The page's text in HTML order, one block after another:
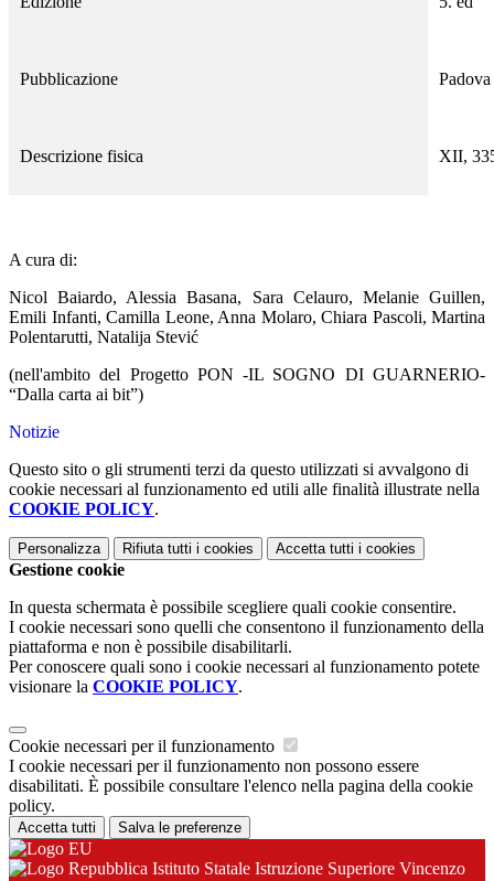
Pubblicazione
Descrizione fisica XII,
A cura di:
Nicol Baiardo, Alessia Basana, Sara Celauro, Melanie Guillen,
Emili Infanti, Camilla Leone, Anna Molaro, Chiara Pascoli, Martina
Polentarutti, Natalija Stević
(nell'ambito del Progetto PON -IL SOGNO DI GUARNERIO-
“Dalla carta ai bit”)
Notizie
Questo sito o gli strumenti terzi da questo utilizzati si avvalgono di
cookie necessari al funzionamento ed utili alle finalità illustrate nella
COOKIE POLICY.
Personalizza Rifiuta tutti i cookies Accetta tutti i cookies
Gestione cookie
In questa schermata è possibile scegliere quali cookie consentire.
I cookie necessari sono quelli che consentono il funzionamento della
piattaforma e non è possibile disabilitarli.
Per conoscere quali sono i cookie necessari al funzionamento potete
visionare la COOKIE POLICY.
Cookie necessari per il funzionamento
I cookie necessari per il funzionamento non possono essere
disabilitati. È possibile consultare l'elenco nella pagina della cookie
policy.
Accetta tutti Salva le preferenze
Istituto Statale Istruzione Superiore Vincenzo